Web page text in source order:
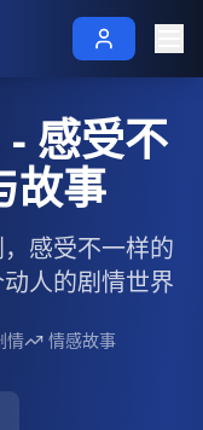
感受不
故事
感受不一样的
人的剧情世界
情 情感故事